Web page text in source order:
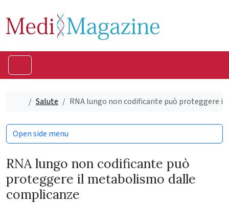
Home
Salute RNA lungo non codificante può proteggere
RNA lungo non codificante può
proteggere il metabolismo dalle
complicanze
Open side menu